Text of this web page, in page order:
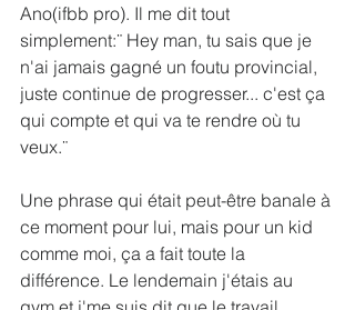
Ano(ifbb pro). Il me dit tout
simplement:¨ Hey man, tu sais que je
n'ai jamais gagné un foutu provincial,
juste continue de progresser... c'est ça
qui compte et qui va te rendre où tu
veux.¨
Une phrase qui était peut-être banale à
ce moment pour lui, mais pour un kid
comme moi, ça a fait toute la
différence. Le lendemain j'étais au